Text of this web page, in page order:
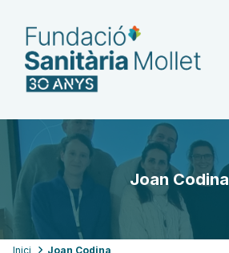
contingut
Joan Codina
Inici Joan Codina